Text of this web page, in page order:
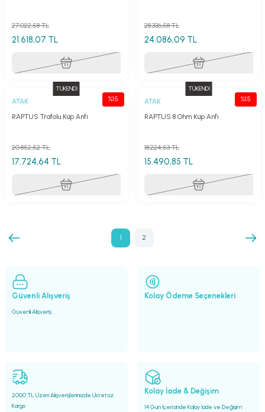
21.618,07 TL
27.022,58 TL
24.086,09 TL
28.336,58 TL
TÜKENDİ
%15
ATAK
RAPTUS Trafolu Küp Anfi
17.724,64 TL
20.852,52 TL
TÜKENDİ
%15
ATAK
RAPTUS 8 Ohm Küp Anfi
15.490,85 TL
18.224,53 TL
1 2
Güvenli Alışveriş
Güvenli Alışveriş
Kolay Ödeme Seçenekleri
2000 TL Üzeri Alışverişlerinizde Ücretsiz
Kargo
Kolay İade & Değişim
14 Gün İçerisinde Kolay İade ve Değişim